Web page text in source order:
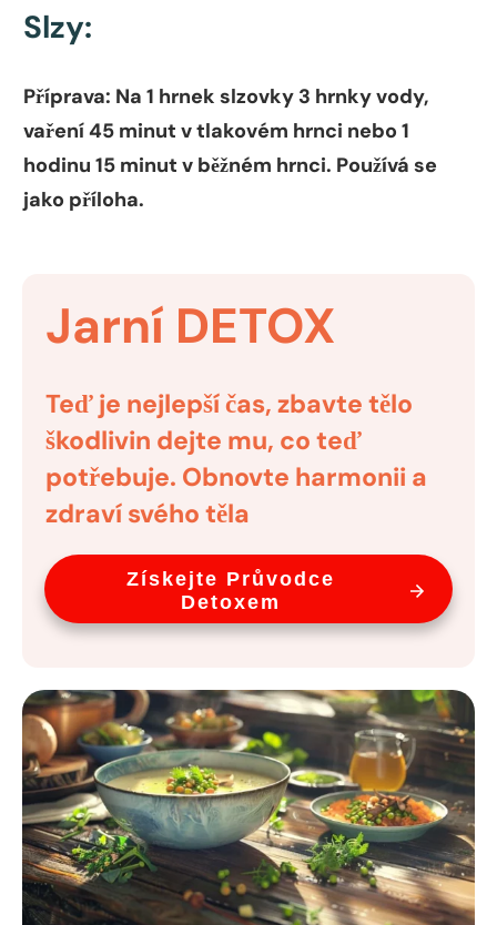
Slzy:
Příprava: Na 1 hrnek slzovky 3 hrnky vody,
vaření 45 minut v tlakovém hrnci nebo 1
hodinu 15 minut v běžném hrnci. Používá se
jako příloha.
Jarní DETOX
Teď je nejlepší čas, zbavte tělo
škodlivin dejte mu, co teď
potřebuje. Obnovte harmonii a
zdraví svého těla
Získejte Průvodce
Detoxem